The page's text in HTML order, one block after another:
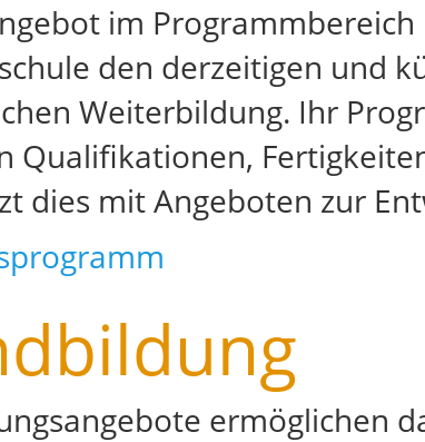
im
den derzeitigen und
Weiterbildung. Ihr
Qualifikationen,
dies mit Angeboten zur
ermöglichen